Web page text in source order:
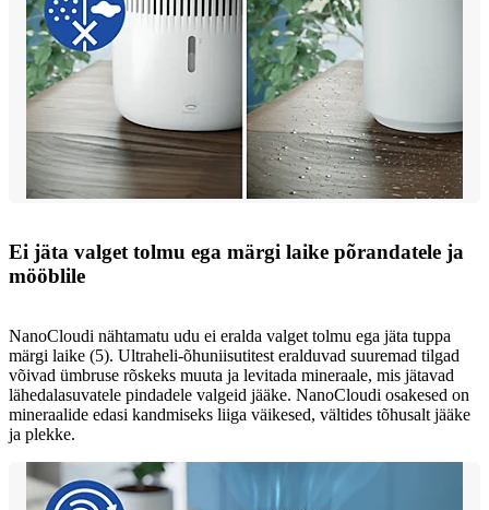
Ei jäta valget tolmu ega märgi laike põrandatele ja
mööblile
NanoCloudi nähtamatu udu ei eralda valget tolmu ega jäta tuppa
märgi laike (5). Ultraheli-õhuniisutitest eralduvad suuremad tilgad
võivad ümbruse rõskeks muuta ja levitada mineraale, mis jätavad
lähedalasuvatele pindadele valgeid jääke. NanoCloudi osakesed on
mineraalide edasi kandmiseks liiga väikesed, vältides tõhusalt jääke
ja plekke.